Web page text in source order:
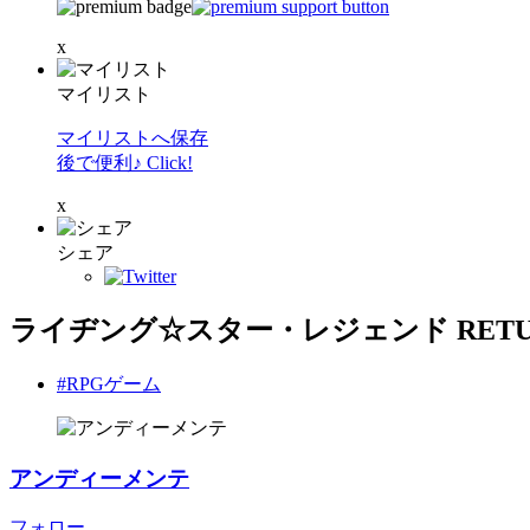
x
マイリスト
マイリストへ保存
後で便利♪ Click!
x
シェア
ライヂング☆スター・レジェンド
#RPGゲーム
アンディーメンテ